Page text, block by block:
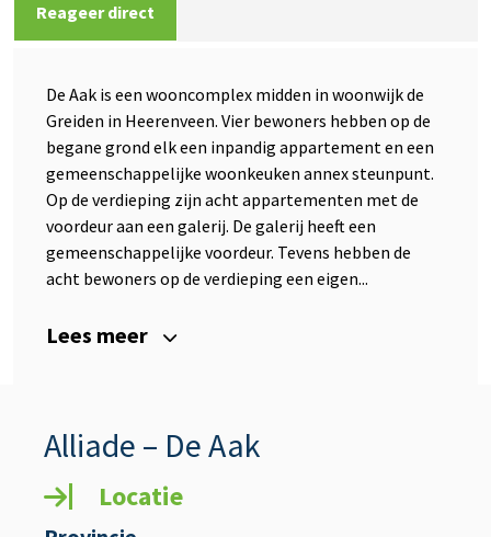
Reageer direct
De Aak is een wooncomplex midden in woonwijk de
Greiden in Heerenveen. Vier bewoners hebben op de
begane grond elk een inpandig appartement en een
gemeenschappelijke woonkeuken annex steunpunt.
Op de verdieping zijn acht appartementen met de
voordeur aan een galerij. De galerij heeft een
gemeenschappelijke voordeur. Tevens hebben de
acht bewoners op de verdieping een eigen...
Lees meer
Alliade – De Aak
Locatie